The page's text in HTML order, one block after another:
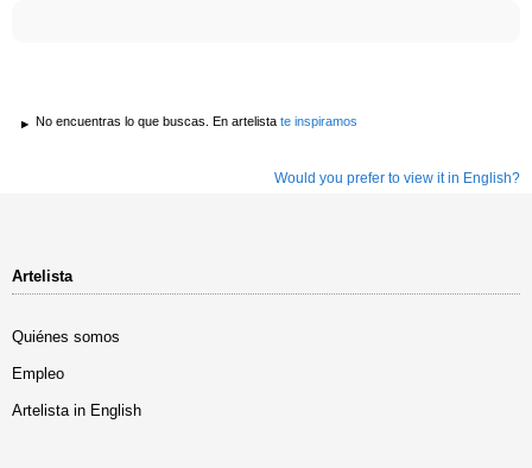
No encuentras lo que buscas. En artelista te inspiramos
Would you prefer to view it in English?
Artelista
Quiénes somos
Empleo
Artelista in English